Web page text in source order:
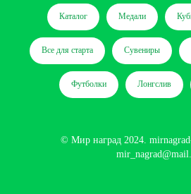
Каталог Медали
Все для старта Сувениры
Футболки Лонгслив
© Мир наград 2024.